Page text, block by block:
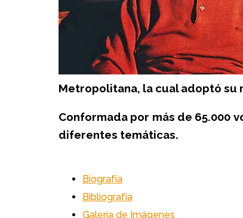
Metropolitana, la cual adoptó su
Conformada por más de 65.000
diferentes temáticas.
Biografía
Bibliografía
Galería de Imágenes